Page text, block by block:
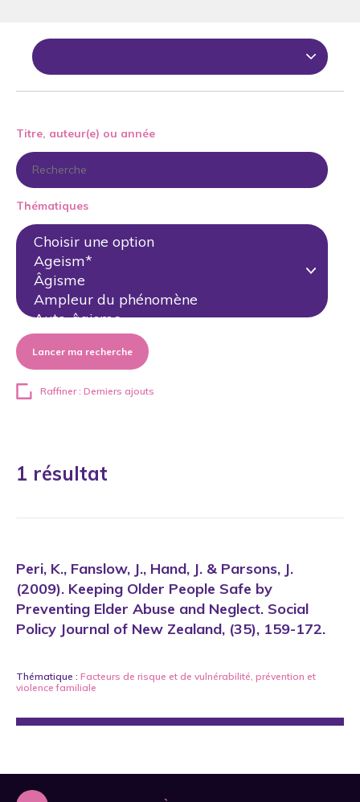
Titre, auteur(e) ou année
Thématiques
Lancer ma recherche
Raffiner : Derniers ajouts
1 résultat
Peri, K., Fanslow, J., Hand, J. & Parsons, J.
(2009). Keeping Older People Safe by
Preventing Elder Abuse and Neglect. Social
Policy Journal of New Zealand, (35), 159-172.
Thématique : Facteurs de risque et de vulnérabilité, prévention et
violence familiale